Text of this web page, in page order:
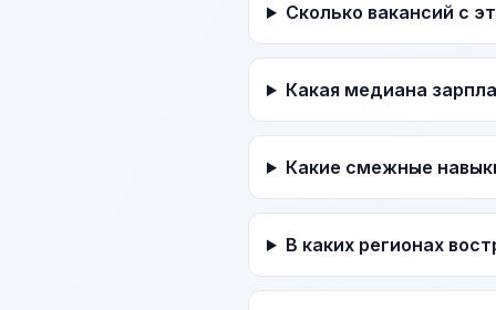
Сколько вакансий с
Какая медиана
Какие смежные
В каких регионах